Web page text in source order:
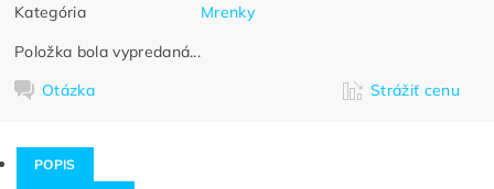
Kategória
Mrenky
Položka bola vypredaná...
Otázka
Strážiť cenu
POPIS